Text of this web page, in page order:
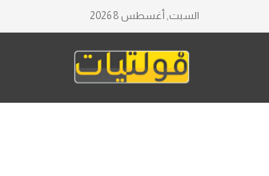
السبت, أغسطس 8 2026